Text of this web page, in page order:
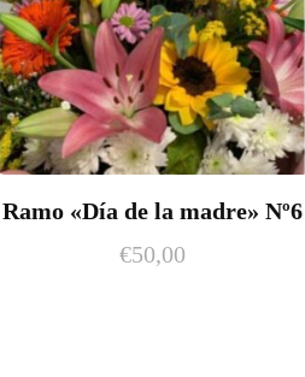
Ramo «Día de la madre» Nº6
€50,00